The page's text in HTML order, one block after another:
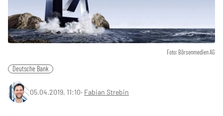
Foto: Börsenmedien AG
Deutsche Bank
05.04.2019, 11:10‧ Fabian Strebin